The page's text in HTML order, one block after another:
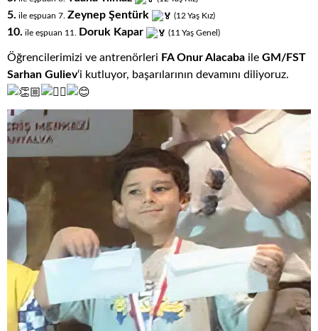
5. ile eşpuan 7. Zeynep Şentürk (12 Yaş Kız)
10. ile eşpuan 11. Doruk Kapar (11 Yaş Genel)
Öğrencilerimizi ve antrenörleri FA Onur Alacaba ile GM/FST
Sarhan Guliev‘i kutluyor, başarılarının devamını diliyoruz.